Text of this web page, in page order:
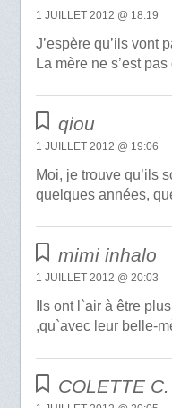
1 JUILLET 2012 @ 18:19
J’espère qu’ils vont
La mère ne s’est
qiou
1 JUILLET 2012 @ 19:06
Moi, je trouve qu’ils
quelques années,
mimi inhalo
1 JUILLET 2012 @ 20:03
Ils ont l`air à être
,qu`avec leur belle-
COLETTE C.